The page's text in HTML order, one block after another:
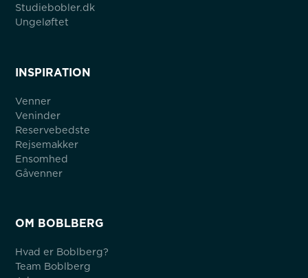
Studiebobler.dk
Ungeløftet
INSPIRATION
Venner
Veninder
Reservebedste
Rejsemakker
Ensomhed
Gåvenner
OM BOBLBERG
Hvad er Boblberg?
Team Boblberg